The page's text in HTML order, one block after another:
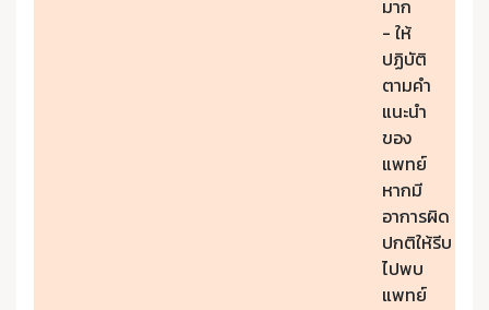
มาก
- ให้
ปฏิบัติ
ตามคำ
แนะนำ
ของ
แพทย์
หากมี
อาการผิด
ปกติให้รีบ
ไปพบ
แพทย์